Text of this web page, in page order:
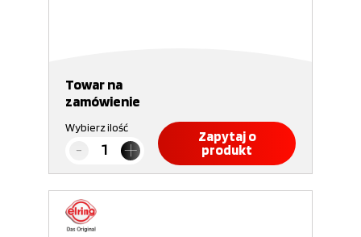
Towar na
zamówienie
Wybierz ilość
Zapytaj o
produkt